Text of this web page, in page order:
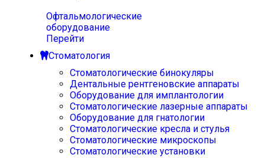
Офтальмологические
оборудование
Перейти
Стоматология
Стоматологические бинокуляры
Дентальные рентгеновские аппараты
Оборудование для имплантологии
Стоматологические лазерные аппараты
Оборудование для гнатологии
Стоматологические кресла и стулья
Стоматологические микроскопы
Стоматологические установки